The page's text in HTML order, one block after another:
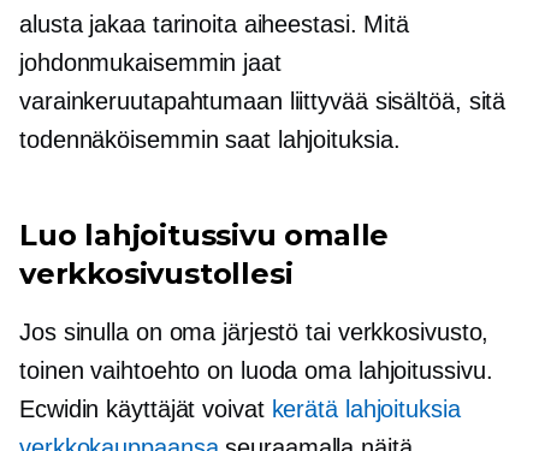
alusta jakaa tarinoita aiheestasi. Mitä
johdonmukaisemmin jaat
varainkeruutapahtumaan liittyvää sisältöä, sitä
todennäköisemmin saat lahjoituksia.
Luo lahjoitussivu omalle
verkkosivustollesi
Jos sinulla on oma järjestö tai verkkosivusto,
toinen vaihtoehto on luoda oma lahjoitussivu.
Ecwidin käyttäjät voivat kerätä lahjoituksia